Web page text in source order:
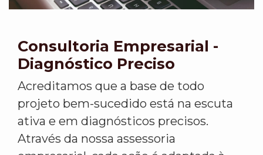
Consultoria Empresarial -
Diagnóstico Preciso
Acreditamos que a base de todo
projeto bem-sucedido está na escuta
ativa e em diagnósticos precisos.
Através da nossa assessoria